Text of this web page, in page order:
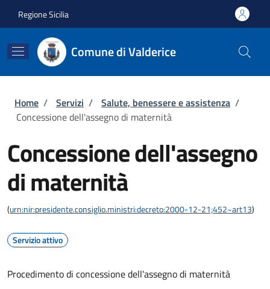
Regione Sicilia
Comune di Valderice
Briciole di pane
Home / Servizi / Salute, benessere e assistenza /
Concessione dell'assegno di maternità
Concessione dell'assegno
di maternità
(urn:nir:presidente.consiglio.ministri:decreto:2000-12-21;452~art13)
Servizio attivo
Procedimento di concessione dell'assegno di maternità